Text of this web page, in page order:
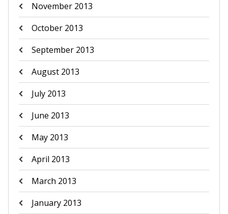
November 2013
October 2013
September 2013
August 2013
July 2013
June 2013
May 2013
April 2013
March 2013
January 2013